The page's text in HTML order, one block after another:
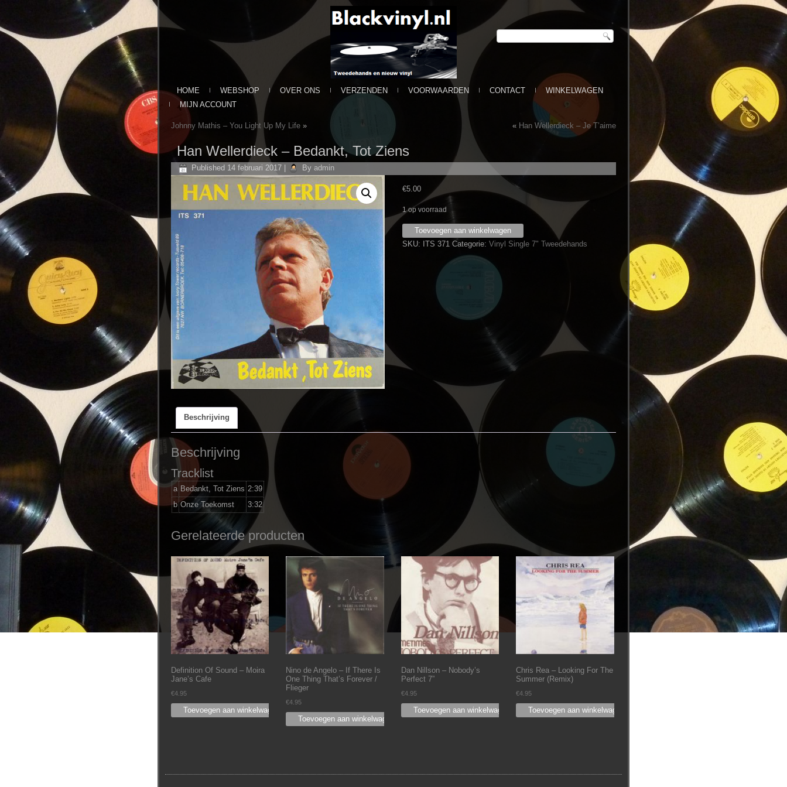
HOME WEBSHOP OVER ONS VERZENDEN VOORWAARDEN CONTACT
WINKELWAGEN
MIJN ACCOUNT
Johnny Mathis ‎– You Light Up My Life» « Han Wellerdieck ‎– Je T’aime
Han Wellerdieck ‎– Bedankt, Tot Ziens
Published 14 februari 2017| By admin
€5.00
1 op voorraad
Han
Wellerdieck
Toevoegen aan winkelwagen
SKU: ITS 371 Categorie: Vinyl Single 7" Tweedehands
Beschrijving
Beschrijving
Tracklist
a Bedankt, Tot Ziens 2:39
b Onze Toekomst 3:32
Gerelateerde producten
Definition Of Sound ‎– Moira
Jane’s Cafe
€4.95
Toevoegen aan winkelwagen
Nino de Angelo ‎– If There Is
One Thing That’s Forever /
Flieger
€4.95
Toevoegen aan winkelwagen
Dan Nillson – Nobody’s
Perfect 7”
€4.95
Toevoegen aan winkelwagen
Chris Rea ‎– Looking For The
Summer (Remix)
€4.95
Toevoegen aan winkelwagen